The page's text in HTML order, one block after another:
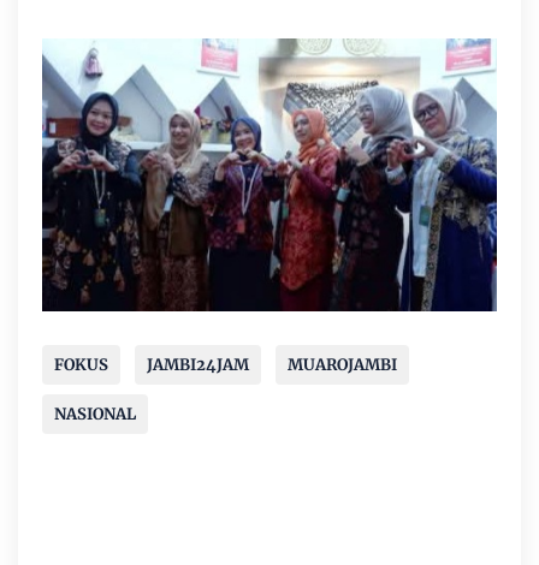
FOKUS JAMBI24JAM MUAROJAMBI
NASIONAL